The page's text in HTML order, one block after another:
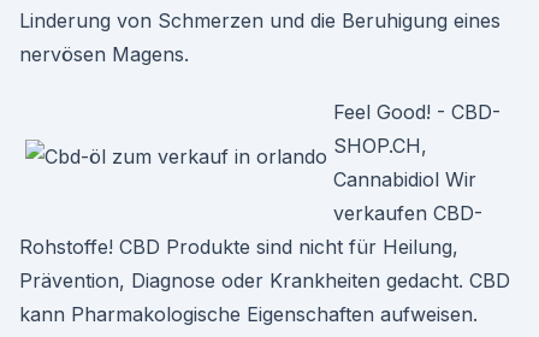
Linderung von Schmerzen und die Beruhigung eines
nervösen Magens.
Feel Good! - CBD-
SHOP.CH,
Cannabidiol Wir
verkaufen CBD-
Rohstoffe! CBD Produkte sind nicht für Heilung,
Prävention, Diagnose oder Krankheiten gedacht. CBD
kann Pharmakologische Eigenschaften aufweisen.